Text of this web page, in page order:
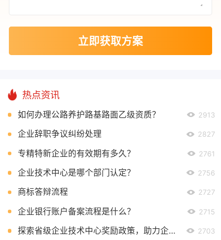
立即获取方案
热点资讯
如何办理公路养护路基路面乙级资质？ 2913
企业辞职争议纠纷处理 2827
专精特新企业的有效期有多久？ 2761
企业技术中心是哪个部门认定？ 2756
商标答辩流程 2727
企业银行账户备案流程是什么？ 2715
探索省级企业技术中心奖励政策，助力企业创新发展 2703